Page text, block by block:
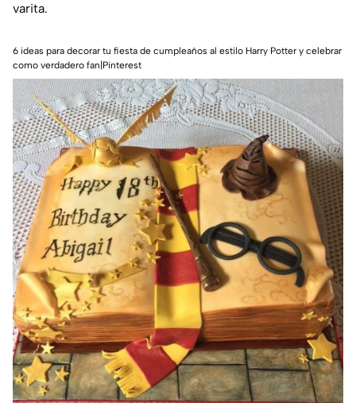
varita.
6 ideas para decorar tu fiesta de cumpleaños al estilo Harry Potter y celebrar
como verdadero fan|Pinterest